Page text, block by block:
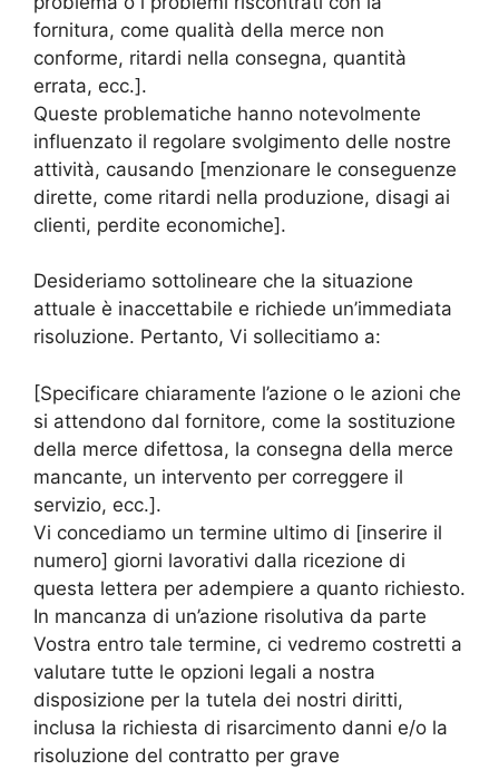
fornitura, come qualità della merce non
conforme, ritardi nella consegna, quantità
errata, ecc.].
Queste problematiche hanno notevolmente
influenzato il regolare svolgimento delle nostre
attività, causando [menzionare le conseguenze
dirette, come ritardi nella produzione, disagi ai
clienti, perdite economiche].
Desideriamo sottolineare che la situazione
attuale è inaccettabile e richiede un’immediata
risoluzione. Pertanto, Vi sollecitiamo a:
[Specificare chiaramente l’azione o le azioni che
si attendono dal fornitore, come la sostituzione
della merce difettosa, la consegna della merce
mancante, un intervento per correggere il
servizio, ecc.].
Vi concediamo un termine ultimo di [inserire il
numero] giorni lavorativi dalla ricezione di
questa lettera per adempiere a quanto richiesto.
In mancanza di un’azione risolutiva da parte
Vostra entro tale termine, ci vedremo costretti a
valutare tutte le opzioni legali a nostra
disposizione per la tutela dei nostri diritti,
inclusa la richiesta di risarcimento danni e/o la
risoluzione del contratto per grave